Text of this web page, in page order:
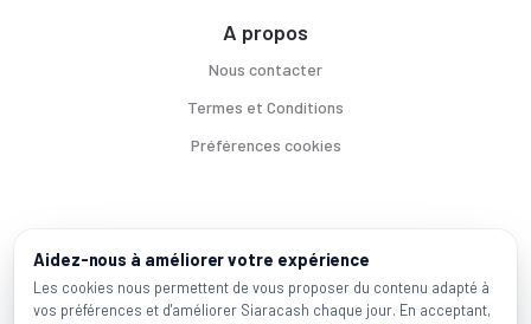
A propos
Nous contacter
Termes et Conditions
Préférences cookies
Voitures par ville
Casablanca | | Mohammadia |Salé | |
Marques populaires
Aidez-nous à améliorer votre expérience
Les cookies nous permettent de vous proposer du contenu adapté à
vos préférences et d'améliorer Siaracash chaque jour. En acceptant,